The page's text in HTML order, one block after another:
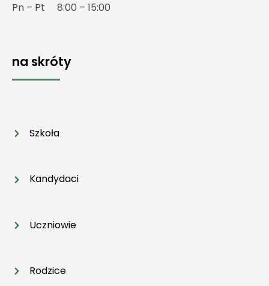
Pn – Pt 8:00 – 15:00
na skróty
Szkoła
Kandydaci
Uczniowie
Rodzice